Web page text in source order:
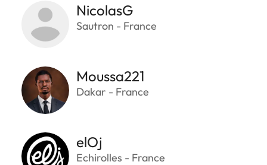
NicolasG
Sautron - France
Moussa221
Dakar - France
elOj
Echirolles - France